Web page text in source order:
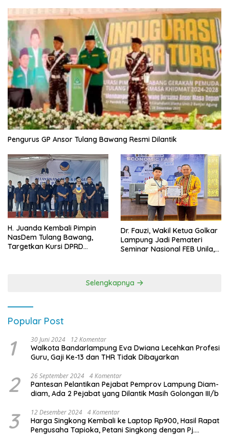
Pengurus GP Ansor Tulang Bawang Resmi Dilantik
H. Juanda Kembali Pimpin
NasDem Tulang Bawang,
Targetkan Kursi DPRD
Dr. Fauzi, Wakil Ketua Golkar
Lampung Jadi Pemateri
Seminar Nasional FEB Unila,
Selengkapnya
Popular Post
1 30 Juni 2024 12 Komentar
Walkota Bandarlampung Eva Dwiana Lecehkan Profesi
Guru, Gaji Ke-13 dan THR Tidak Dibayarkan
2 26 September 2024 4 Komentar
Pantesan Pelantikan Pejabat Pemprov Lampung Diam-
diam, Ada 2 Pejabat yang Dilantik Masih Golongan III/b
3 12 Desember 2024 4 Komentar
Harga Singkong Kembali ke Laptop Rp900, Hasil Rapat
Pengusaha Tapioka, Petani Singkong dengan Pj.